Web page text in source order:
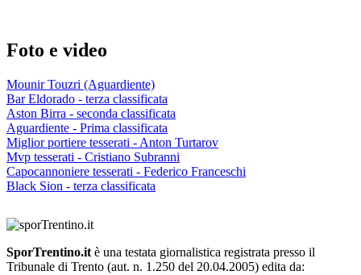
Foto e video
Mounir Touzri (Aguardiente)
Bar Eldorado - terza classificata
Aston Birra - seconda classificata
Aguardiente - Prima classificata
Miglior portiere tesserati - Anton Turtarov
Mvp tesserati - Cristiano Subranni
Capocannoniere tesserati - Federico Franceschi
Black Sion - terza classificata
SporTrentino.it è una testata giornalistica registrata presso il
Tribunale di Trento (aut. n. 1.250 del 20.04.2005) edita da: